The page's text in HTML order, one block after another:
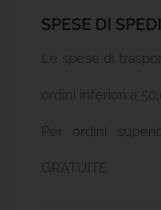
Senza
Glutine
Offerte
Tutte
Marche
SPESE DI
Le spese di
ordini inferiori a
Per ordini
GRATUITE.